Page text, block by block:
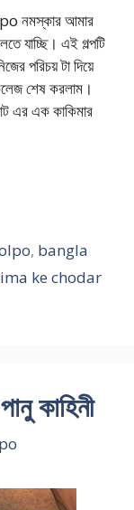
আমার
যাচ্ছি। এই গল্পটি
পরিচয় টা দিয়ে
শেষ করলাম।
এর এক কাকিমার
, bangla
ke chodar
কাহিনী